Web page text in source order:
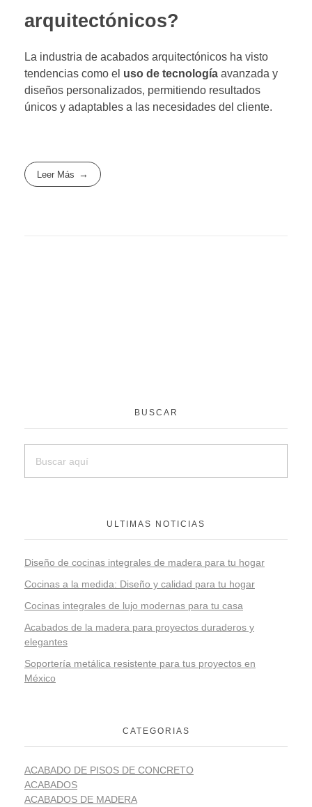
arquitectónicos?
La industria de acabados arquitectónicos ha visto
tendencias como el uso de tecnología avanzada y
diseños personalizados, permitiendo resultados
únicos y adaptables a las necesidades del cliente.
Leer Más
BUSCAR
ULTIMAS NOTICIAS
Diseño de cocinas integrales de madera para tu hogar
Cocinas a la medida: Diseño y calidad para tu hogar
Cocinas integrales de lujo modernas para tu casa
Acabados de la madera para proyectos duraderos y
elegantes
Soportería metálica resistente para tus proyectos en
México
CATEGORIAS
ACABADO DE PISOS DE CONCRETO
ACABADOS
ACABADOS DE MADERA